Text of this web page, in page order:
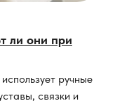
ли они при
ручные
связки и